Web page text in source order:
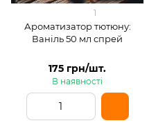
1
Ароматизатор тютюну:
Ваніль 50 мл спрей
175 грн/шт.
В наявності